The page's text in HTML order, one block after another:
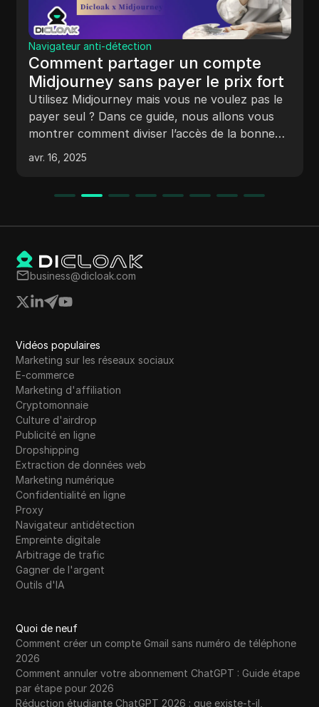
Navigateur anti-détection
Comment partager un compte
Midjourney sans payer le prix fort
Utilisez Midjourney mais vous ne voulez pas le
payer seul ? Dans ce guide, nous allons vous
montrer comment diviser l’accès de la bonne
manière et expliquer comment des outils
comme DICloak vous aident à économiser gros.
avr. 16, 2025
business@dicloak.com
Vidéos populaires
Marketing sur les réseaux sociaux
E-commerce
Marketing d'affiliation
Cryptomonnaie
Culture d'airdrop
Publicité en ligne
Dropshipping
Extraction de données web
Marketing numérique
Confidentialité en ligne
Proxy
Navigateur antidétection
Empreinte digitale
Arbitrage de trafic
Gagner de l'argent
Outils d'IA
Quoi de neuf
Comment créer un compte Gmail sans numéro de téléphone
2026
Comment annuler votre abonnement ChatGPT : Guide étape
par étape pour 2026
Réduction étudiante ChatGPT 2026 : que existe-t-il,